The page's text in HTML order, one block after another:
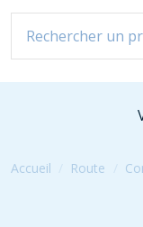
Accueil Route